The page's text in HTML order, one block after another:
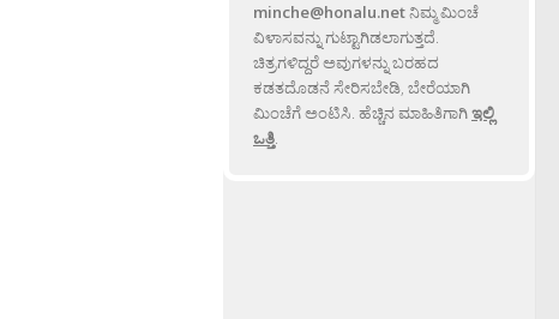
minche@honalu.netನಿಮ್ಮ ಮಿಂಚೆ
ವಿಳಾಸವನ್ನು ಗುಟ್ಟಾಗಿಡಲಾಗುತ್ತದೆ.
ಚಿತ್ರಗಳಿದ್ದರೆ ಅವುಗಳನ್ನು ಬರಹದ
ಕಡತದೊಡನೆ ಸೇರಿಸಬೇಡಿ, ಬೇರೆಯಾಗಿ
ಮಿಂಚೆಗೆ ಅಂಟಿಸಿ. ಹೆಚ್ಚಿನ ಮಾಹಿತಿಗಾಗಿಇಲ್ಲಿ
ಒತ್ತಿ.